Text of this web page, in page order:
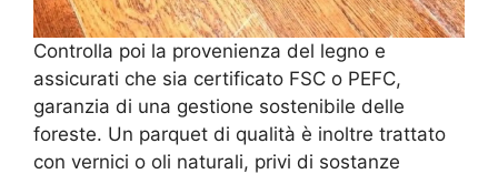
Controlla poi la provenienza del legno e
assicurati che sia certificato FSC o PEFC,
garanzia di una gestione sostenibile delle
foreste. Un parquet di qualità è inoltre trattato
con vernici o oli naturali, privi di sostanze